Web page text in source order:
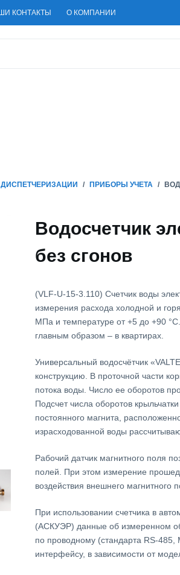
КОНТАКТЫ О КОМПАНИИ
/ ПРИБОРЫ УЧЕТА /
Водосчетчик
без сгонов
(VLF-U-15-3.110) Счетчик воды
измерения расхода холодной и
МПа и температуре от +5 до +90
главным образом – в квартирах.
Универсальный водосчётчик
конструкцию. В проточной части
потока воды. Число ее оборотов
Подсчет числа оборотов
постоянного магнита,
израсходованной воды
Рабочий датчик магнитного поля
полей. При этом измерение
воздействия внешнего магнитного
При использовании счетчика в
(АСКУЭР) данные об измеренном
по проводному (стандарта RS-
интерфейсу, в зависимости от